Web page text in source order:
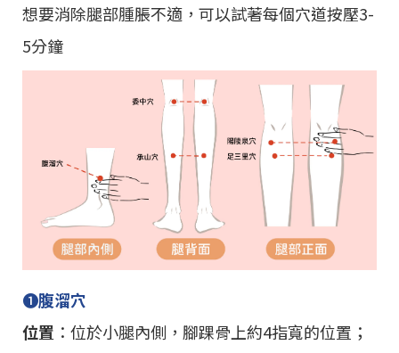
想要消除腿部腫脹不適，可以試著每個穴道按壓3-
5分鐘
➊腹溜穴
位置 ：位於小腿內側，腳踝骨上約4指寬的位置；